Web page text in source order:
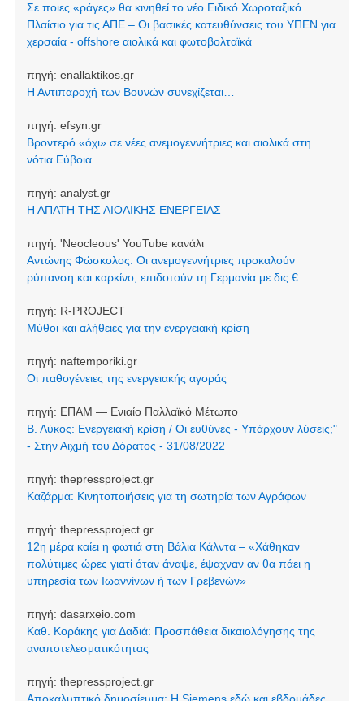
Σε ποιες «ράγες» θα κινηθεί το νέο Ειδικό Χωροταξικό
Πλαίσιο για τις ΑΠΕ – Οι βασικές κατευθύνσεις του ΥΠΕΝ για
χερσαία - offshore αιολικά και φωτοβολταϊκά
πηγή: enallaktikos.gr
Η Αντιπαροχή των Βουνών συνεχίζεται…
πηγή: efsyn.gr
Βροντερό «όχι» σε νέες ανεμογεννήτριες και αιολικά στη
νότια Εύβοια
πηγή: analyst.gr
Η ΑΠΑΤΗ ΤΗΣ ΑΙΟΛΙΚΗΣ ΕΝΕΡΓΕΙΑΣ
πηγή: 'Neocleοus' YouTube κανάλι
Αντώνης Φώσκολος: Οι ανεμογεννήτριες προκαλούν
ρύπανση και καρκίνο, επιδοτούν τη Γερμανία με δις €
πηγή: R-PROJECT
Μύθοι και αλήθειες για την ενεργειακή κρίση
πηγή: naftemporiki.gr
Οι παθογένειες της ενεργειακής αγοράς
πηγή: ΕΠΑΜ — Ενιαίο Παλλαϊκό Μέτωπο
Β. Λύκος: Ενεργειακή κρίση / Οι ευθύνες - Υπάρχουν λύσεις;"
- Στην Αιχμή του Δόρατος - 31/08/2022
πηγή: thepressproject.gr
Καζάρμα: Κινητοποιήσεις για τη σωτηρία των Αγράφων
πηγή: thepressproject.gr
12η μέρα καίει η φωτιά στη Βάλια Κάλντα – «Χάθηκαν
πολύτιμες ώρες γιατί όταν άναψε, έψαχναν αν θα πάει η
υπηρεσία των Ιωαννίνων ή των Γρεβενών»
πηγή: dasarxeio.com
Καθ. Κοράκης για Δαδιά: Προσπάθεια δικαιολόγησης της
αναποτελεσματικότητας
πηγή: thepressproject.gr